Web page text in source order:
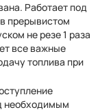
Работает под
прерывистом
не резе 1 раза
все важные
топлива при
необходимым